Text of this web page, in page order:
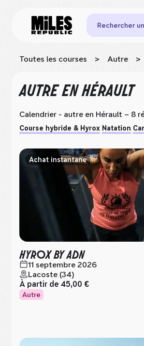
Toutes les courses > Autre >
AUTREEN HÉRAULT
Calendrier - autre en Hérault – 8
Course hybride & Hyrox Natation
Achat instantané
HYROX BY ADN
11 septembre 2026
Lacoste (34)
À partir de 45,00 €
Autre